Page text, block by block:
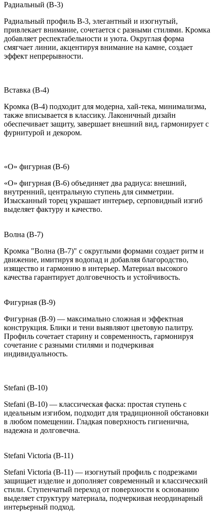
Радиальный (B-3)
Радиальный профиль B-3, элегантный и изогнутый,
привлекает внимание, сочетается с разными стилями. Кромка
добавляет респектабельности и уюта. Округлая форма
смягчает линии, акцентируя внимание на камне, создает
эффект непрерывности.
Вставка (B-4)
Кромка (B-4) подходит для модерна, хай-тека, минимализма,
также вписывается в классику. Лаконичный дизайн
обеспечивает защиту, завершает внешний вид, гармонирует с
фурнитурой и декором.
«О» фигурная (B-6)
«О» фигурная (B-6) объединяет два радиуса: внешний,
внутренний, центральную ступень для симметрии.
Изысканный торец украшает интерьер, серповидный изгиб
выделяет фактуру и качество.
Волна (B-7)
Кромка "Волна (B-7)" с округлыми формами создает ритм и
движение, имитируя водопад и добавляя благородство,
изящество и гармонию в интерьер. Материал высокого
качества гарантирует долговечность и устойчивость.
Фигурная (B-9)
Фигурная (B-9) — максимально сложная и эффектная
конструкция. Блики и тени выявляют цветовую палитру.
Профиль сочетает старину и современность, гармонируя
сочетание с разными стилями и подчеркивая
индивидуальность.
Stefani (B-10)
Stefani (B-10) — классическая фаска: простая ступень с
идеальным изгибом, подходит для традиционной обстановки
в любом помещении. Гладкая поверхность гигиенична,
надежна и долговечна.
Stefani Victoria (B-11)
Stefani Victoria (B-11) — изогнутый профиль с подрезками
защищает изделие и дополняет современный и классический
стили. Ступенчатый переход от поверхности к основанию
выделяет структуру материала, подчеркивая неординарный
интерьерный подход.